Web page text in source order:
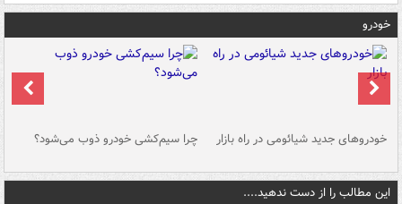
خودرو
خودروهای جدید شیائومی در راه بازار چرا سیم‌کشی خودرو ذوب می‌شود؟
این مطالب را از دست ندهید....